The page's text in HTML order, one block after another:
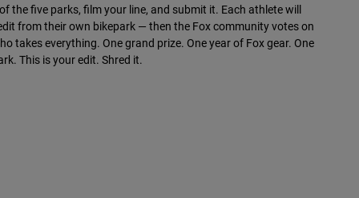
the five parks, film your line, and submit it. Each athlete will
from their own bikepark — then the Fox community votes on
takes everything. One grand prize. One year of Fox gear. One
This is your edit. Shred it.